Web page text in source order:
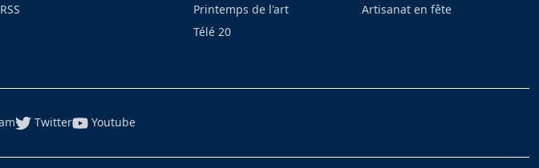
RSS
Printemps de l'art
Télé 20
Artisanat en fête
Twitter Youtube